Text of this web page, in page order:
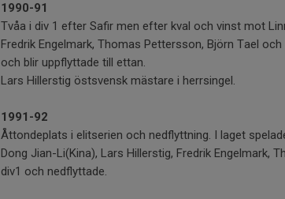
1990-91
Tvåa i div 1 efter Safir men efter kval och vinst mot
Fredrik Engelmark, Thomas Pettersson, Björn Tael
och blir uppflyttade till ettan.
Lars Hillerstig östsvensk mästare i herrsingel.
1991-92
Åttondeplats i elitserien och nedflyttning. I laget
Dong Jian-Li(Kina), Lars Hillerstig, Fredrik
div1 och nedflyttade.